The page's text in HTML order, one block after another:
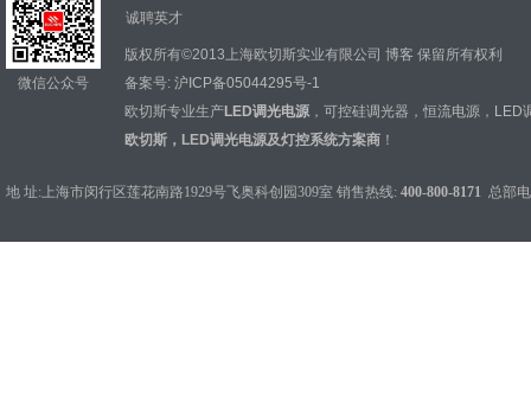
微信公众号
诚聘英才
版权所有©2013上海欧切斯实业有限公司 博客 保留所有权利
备案号: 沪ICP备05044295号-1
欧切斯专业生产LED调光电源 ， 可控硅调光器 ， 恒流电源 ， LED
欧切斯，LED调光电源及灯控系统方案商 ！
地 址:上海市闵行区莲花南路1929号飞奥科创园309室 销售热线: 400-800-8171 总部